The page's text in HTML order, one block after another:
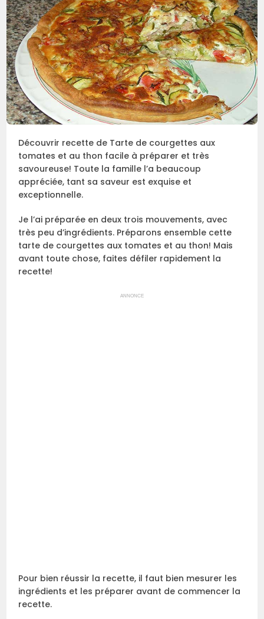
Découvrir recette de Tarte de courgettes aux
tomates et au thon facile à préparer et très
savoureuse! Toute la famille l’a beaucoup
appréciée, tant sa saveur est exquise et
exceptionnelle.
Je l’ai préparée en deux trois mouvements, avec
très peu d’ingrédients. Préparons ensemble cette
tarte de courgettes aux tomates et au thon! Mais
avant toute chose, faites défiler rapidement la
recette!
ANNONCE
Pour bien réussir la recette, il faut bien mesurer les
ingrédients et les préparer avant de commencer la
recette.